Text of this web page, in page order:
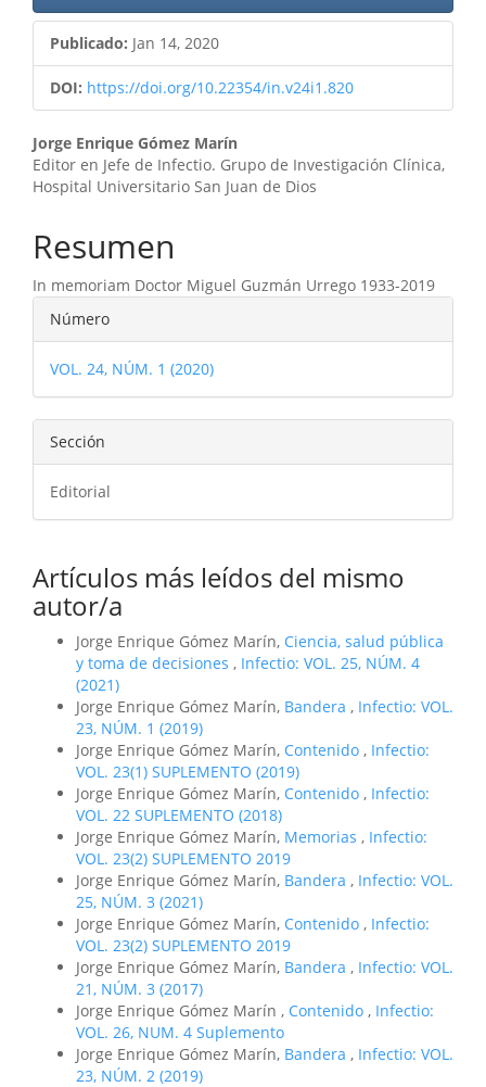
Publicado: Jan 14, 2020
DOI: https://doi.org/10.22354/in.v24i1.820
Contenido
principal
artículo
Jorge Enrique Gómez Marín
Editor en Jefe de Infectio. Grupo de Investigación Clínica,
Hospital Universitario San Juan de Dios
Resumen
In memoriam Doctor Miguel Guzmán Urrego 1933-2019
Detalles
del
artículo
Número
VOL. 24, NÚM. 1 (2020)
Sección
Editorial
Artículos más leídos del mismo
autor/a
Jorge Enrique Gómez Marín, Ciencia, salud pública
y toma de decisiones , Infectio: VOL. 25, NÚM. 4
(2021)
Jorge Enrique Gómez Marín, Bandera , Infectio: VOL.
23, NÚM. 1 (2019)
Jorge Enrique Gómez Marín, Contenido , Infectio:
VOL. 23(1) SUPLEMENTO (2019)
Jorge Enrique Gómez Marín, Contenido , Infectio:
VOL. 22 SUPLEMENTO (2018)
Jorge Enrique Gómez Marín, Memorias , Infectio:
VOL. 23(2) SUPLEMENTO 2019
Jorge Enrique Gómez Marín, Bandera , Infectio: VOL.
25, NÚM. 3 (2021)
Jorge Enrique Gómez Marín, Contenido , Infectio:
VOL. 23(2) SUPLEMENTO 2019
Jorge Enrique Gómez Marín, Bandera , Infectio: VOL.
21, NÚM. 3 (2017)
Jorge Enrique Gómez Marín , Contenido , Infectio:
VOL. 26, NUM. 4 Suplemento
Jorge Enrique Gómez Marín, Bandera , Infectio: VOL.
23, NÚM. 2 (2019)